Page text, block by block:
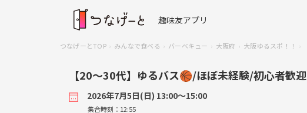
趣味友アプリ
つなげーとTOP みんなで食べる バーベキュー 大阪府 大阪ゆるスポ！！
【20〜30代】ゆるバス🏀/ほぼ未経験/初心者歓迎
2026年7月5日(日) 13:00〜15:00
集合時刻：12:55